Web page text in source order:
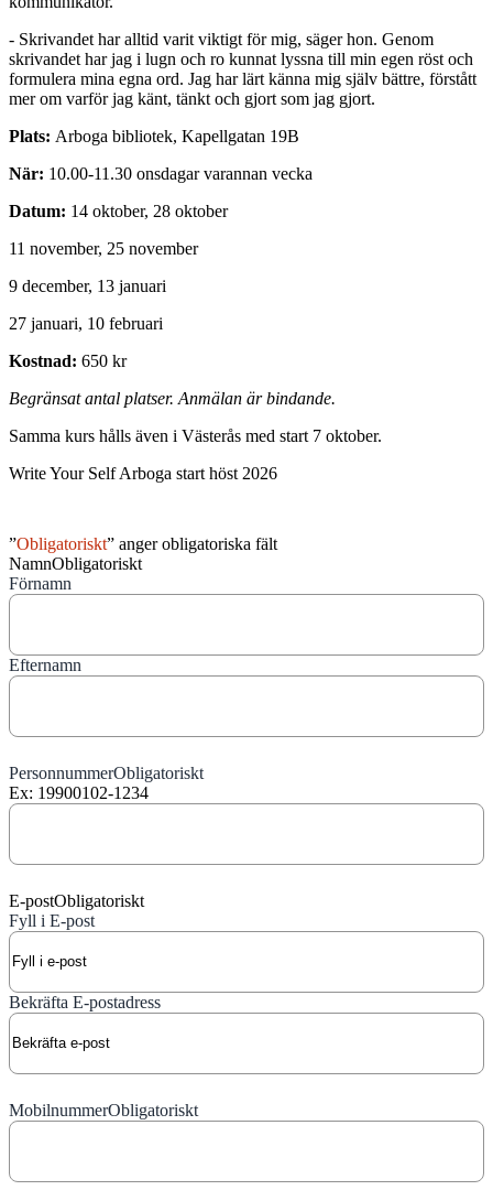
- Skrivandet har alltid varit viktigt för mig, säger hon. Genom
skrivandet har jag i lugn och ro kunnat lyssna till min egen röst och
formulera mina egna ord. Jag har lärt känna mig själv bättre, förstått
mer om varför jag känt, tänkt och gjort som jag gjort.
Plats: Arboga bibliotek, Kapellgatan 19B
När: 10.00-11.30 onsdagar varannan vecka
Datum: 14 oktober, 28 oktober
11 november, 25 november
9 december, 13 januari
27 januari, 10 februari
Kostnad: 650 kr
Begränsat antal platser. Anmälan är bindande.
Samma kurs hålls även i Västerås med start 7 oktober.
Write Your Self Arboga start höst 2026
”Obligatoriskt” anger obligatoriska fält
NamnObligatoriskt
Förnamn
Efternamn
PersonnummerObligatoriskt
Ex: 19900102-1234
E-postObligatoriskt
Fyll i E-post
Bekräfta E-postadress
MobilnummerObligatoriskt